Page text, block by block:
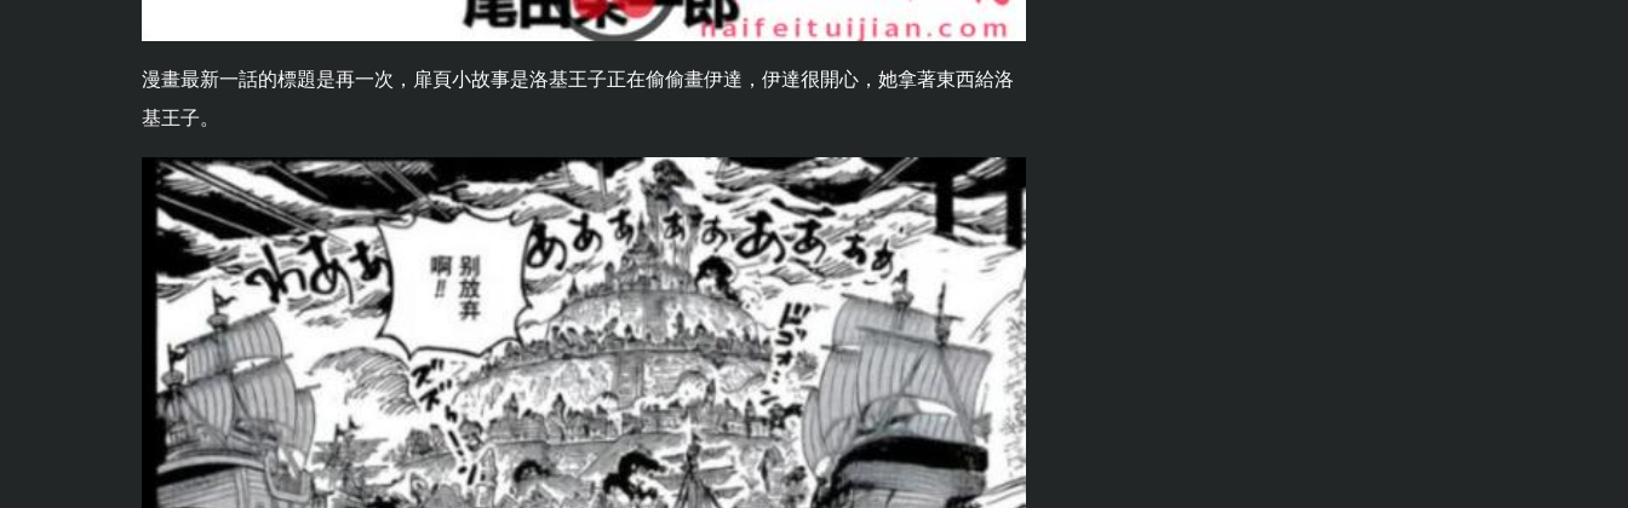
漫畫最新一話的標題是再一次，扉頁小故事是洛基王子正在偷偷畫伊達，伊達很開心，她拿著東西給洛
基王子。